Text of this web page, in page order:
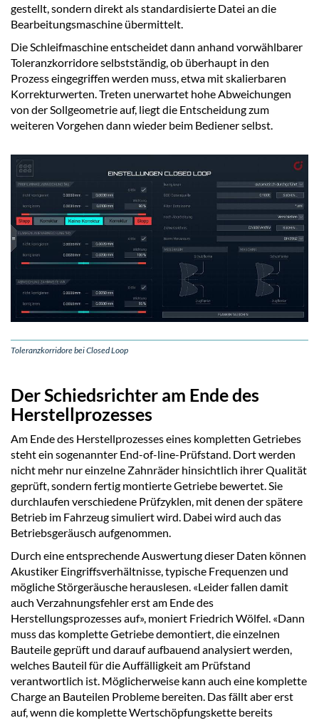
gestellt, sondern direkt als standardisierte Datei an die
Bearbeitungsmaschine übermittelt.
Die Schleifmaschine entscheidet dann anhand vorwählbarer
Toleranzkorridore selbstständig, ob überhaupt in den
Prozess eingegriffen werden muss, etwa mit skalierbaren
Korrekturwerten. Treten unerwartet hohe Abweichungen
von der Sollgeometrie auf, liegt die Entscheidung zum
weiteren Vorgehen dann wieder beim Bediener selbst.
Toleranzkorridore bei Closed Loop
Der Schiedsrichter am Ende des
Herstellprozesses
Am Ende des Herstellprozesses eines kompletten Getriebes
steht ein sogenannter End-of-line-Prüfstand. Dort werden
nicht mehr nur einzelne Zahnräder hinsichtlich ihrer Qualität
geprüft, sondern fertig montierte Getriebe bewertet. Sie
durchlaufen verschiedene Prüfzyklen, mit denen der spätere
Betrieb im Fahrzeug simuliert wird. Dabei wird auch das
Betriebsgeräusch aufgenommen.
Durch eine entsprechende Auswertung dieser Daten können
Akustiker Eingriffsverhältnisse, typische Frequenzen und
mögliche Störgeräusche herauslesen. «Leider fallen damit
auch Verzahnungsfehler erst am Ende des
Herstellungsprozesses auf», moniert Friedrich Wölfel. «Dann
muss das komplette Getriebe demontiert, die einzelnen
Bauteile geprüft und darauf aufbauend analysiert werden,
welches Bauteil für die Auffälligkeit am Prüfstand
verantwortlich ist. Möglicherweise kann auch eine komplette
Charge an Bauteilen Probleme bereiten. Das fällt aber erst
auf, wenn die komplette Wertschöpfungskette bereits